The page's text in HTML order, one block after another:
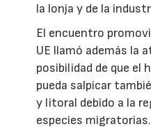
la lonja y de la
El encuentro
UE llamó además la
posibilidad de que el
pueda salpicar
y litoral debido a la
especies migratorias.